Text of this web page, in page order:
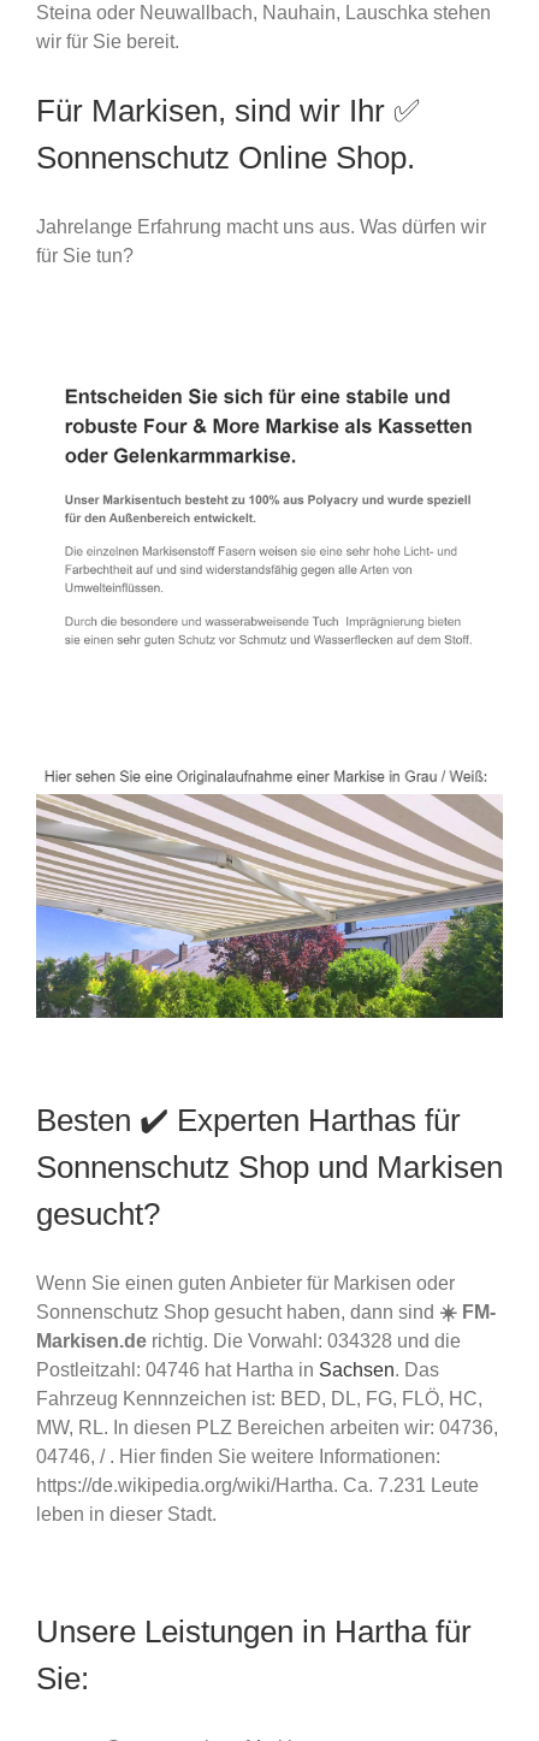
Steina oder Neuwallbach, Nauhain, Lauschka stehen
wir für Sie bereit.
Für Markisen, sind wir Ihr ✅
Sonnenschutz Online Shop.
Jahrelange Erfahrung macht uns aus. Was dürfen wir
für Sie tun?
Besten ✔️ Experten Harthas für
Sonnenschutz Shop und Markisen
gesucht?
Wenn Sie einen guten Anbieter für Markisen oder
Sonnenschutz Shop gesucht haben, dann sind ☀️ FM-
Markisen.de richtig. Die Vorwahl: 034328 und die
Postleitzahl: 04746 hat Hartha in Sachsen. Das
Fahrzeug Kennnzeichen ist: BED, DL, FG, FLÖ, HC,
MW, RL. In diesen PLZ Bereichen arbeiten wir: 04736,
04746, / . Hier finden Sie weitere Informationen:
https://de.wikipedia.org/wiki/Hartha. Ca. 7.231 Leute
leben in dieser Stadt.
Unsere Leistungen in Hartha für
Sie: